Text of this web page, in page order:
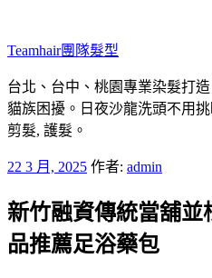
主
要
內
容
Teamhair團隊髮型
台北、台中、桃園專業染髮打
貓族困擾。日夜沙龍洗頭不用
剪髮, 護髮。
發
於
22 3 月, 2025 作者: admin
新竹融資傳統當舖
品推薦足浴藥包